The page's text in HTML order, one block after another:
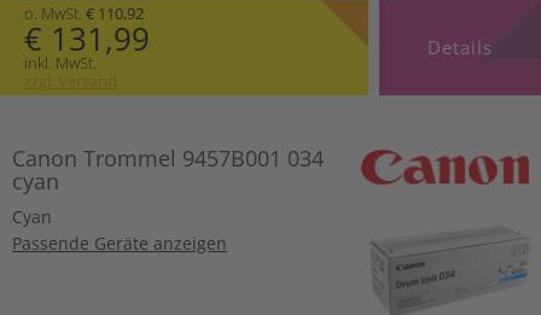
o. MwSt. € 110,92
€ 131,99
inkl. MwSt.
zzgl. Versand
Details
Canon Trommel 9457B001 034
cyan
Cyan
Passende Geräte anzeigen